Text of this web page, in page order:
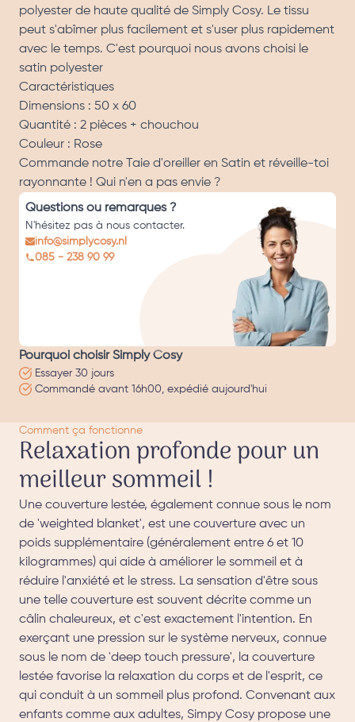
polyester de haute qualité de Simply Cosy. Le tissu
peut s'abîmer plus facilement et s'user plus rapidement
avec le temps. C'est pourquoi nous avons choisi le
satin polyester
Caractéristiques
Dimensions : 50 x 60
Quantité : 2 pièces + chouchou
Couleur : Rose
Commande notre Taie d'oreiller en Satin et réveille-toi
rayonnante ! Qui n'en a pas envie ?
Questions ou remarques ?
N'hésitez pas à nous contacter.
info@simplycosy.nl
085 - 238 90 99
Pourquoi choisir Simply Cosy
Essayer 30 jours
Commandé avant 16h00, expédié aujourd'hui
Comment ça fonctionne
Relaxation profonde pour un
meilleur sommeil !
Une couverture lestée, également connue sous le nom
de 'weighted blanket', est une couverture avec un
poids supplémentaire (généralement entre 6 et 10
kilogrammes) qui aide à améliorer le sommeil et à
réduire l'anxiété et le stress. La sensation d'être sous
une telle couverture est souvent décrite comme un
câlin chaleureux, et c'est exactement l'intention. En
exerçant une pression sur le système nerveux, connue
sous le nom de 'deep touch pressure', la couverture
lestée favorise la relaxation du corps et de l'esprit, ce
qui conduit à un sommeil plus profond. Convenant aux
enfants comme aux adultes, Simpy Cosy propose une